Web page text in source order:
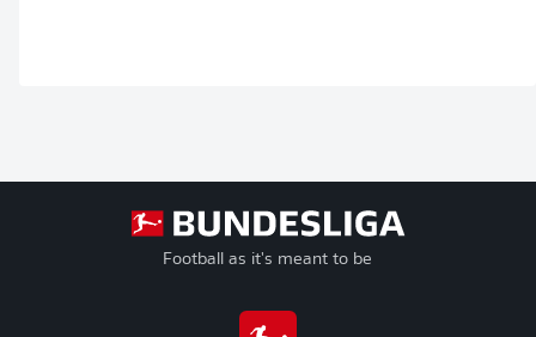
Football as it's meant to be